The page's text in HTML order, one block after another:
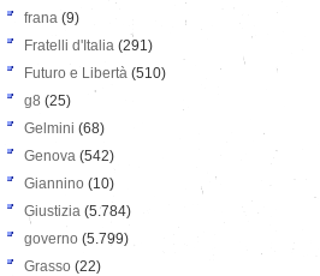
frana (9)
Fratelli d'Italia (291)
Futuro e Libertà (510)
g8 (25)
Gelmini (68)
Genova (542)
Giannino (10)
Giustizia (5.784)
governo (5.799)
Grasso (22)